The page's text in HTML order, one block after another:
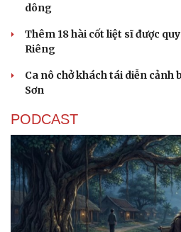
dông
Thêm 18 hài cốt liệt sĩ được
Riêng
Ca nô chở khách tái diễn cảnh
Sơn
PODCAST